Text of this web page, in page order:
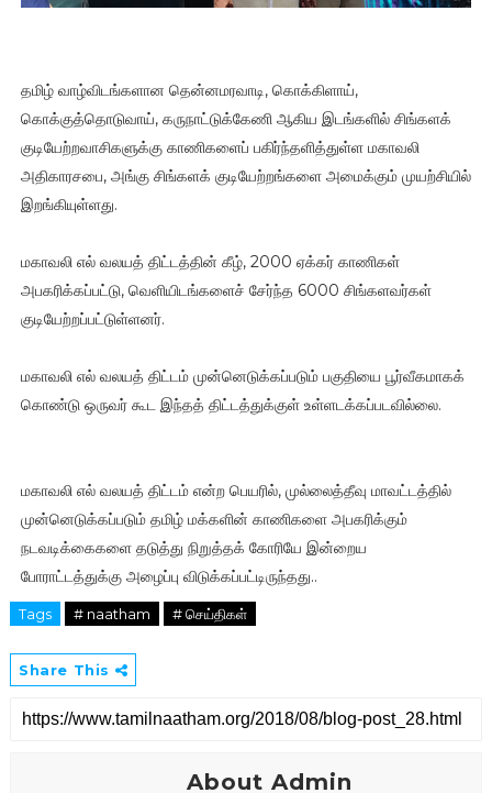
தமிழ் வாழ்விடங்களான தென்னமரவாடி, கொக்கிளாய்,
கொக்குத்தொடுவாய், கருநாட்டுக்கேணி ஆகிய இடங்களில் சிங்களக்
குடியேற்றவாசிகளுக்கு காணிகளைப் பகிர்ந்தளித்துள்ள மகாவலி
அதிகாரசபை, அங்கு சிங்களக் குடியேற்றங்களை அமைக்கும் முயற்சியில்
இறங்கியுள்ளது.
மகாவலி எல் வலயத் திட்டத்தின் கீழ், 2000 ஏக்கர் காணிகள்
அபகரிக்கப்பட்டு, வெளியிடங்களைச் சேர்ந்த 6000 சிங்களவர்கள்
குடியேற்றப்பட்டுள்ளனர்.
மகாவலி எல் வலயத் திட்டம் முன்னெடுக்கப்படும் பகுதியை பூர்வீகமாகக்
கொண்டு ஒருவர் கூட இந்தத் திட்டத்துக்குள் உள்ளடக்கப்படவில்லை.
மகாவலி எல் வலயத் திட்டம் என்ற பெயரில், முல்லைத்தீவு மாவட்டத்தில்
முன்னெடுக்கப்படும் தமிழ் மக்களின் காணிகளை அபகரிக்கும்
நடவடிக்கைகளை தடுத்து நிறுத்தக் கோரியே இன்றைய
போராட்டத்துக்கு அழைப்பு விடுக்கப்பட்டிருந்தது..
Tags # naatham # செய்திகள்
Share This
About Admin